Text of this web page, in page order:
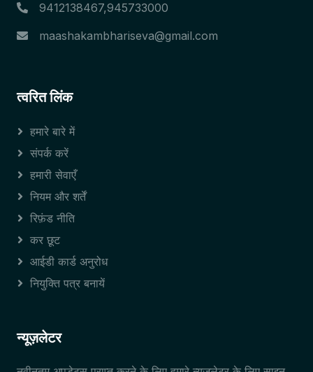
9412138467,945733000
maashakambhariseva@gmail.com
त्वरित लिंक
हमारे बारे में
संपर्क करें
हमारी सेवाएँ
नियम और शर्तें
रिफ़ंड नीति
कर छूट
आईडी कार्ड अनुरोध
नियुक्ति पत्र बनायें
न्यूज़लेटर